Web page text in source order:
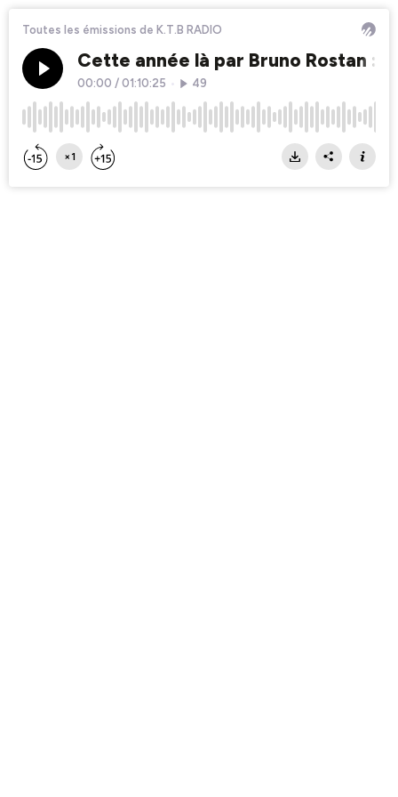
Toutes les émissions de K.T.B RADIO
Cette année là par Bruno Rostan :
00:00 / 01:10:25 49
×1